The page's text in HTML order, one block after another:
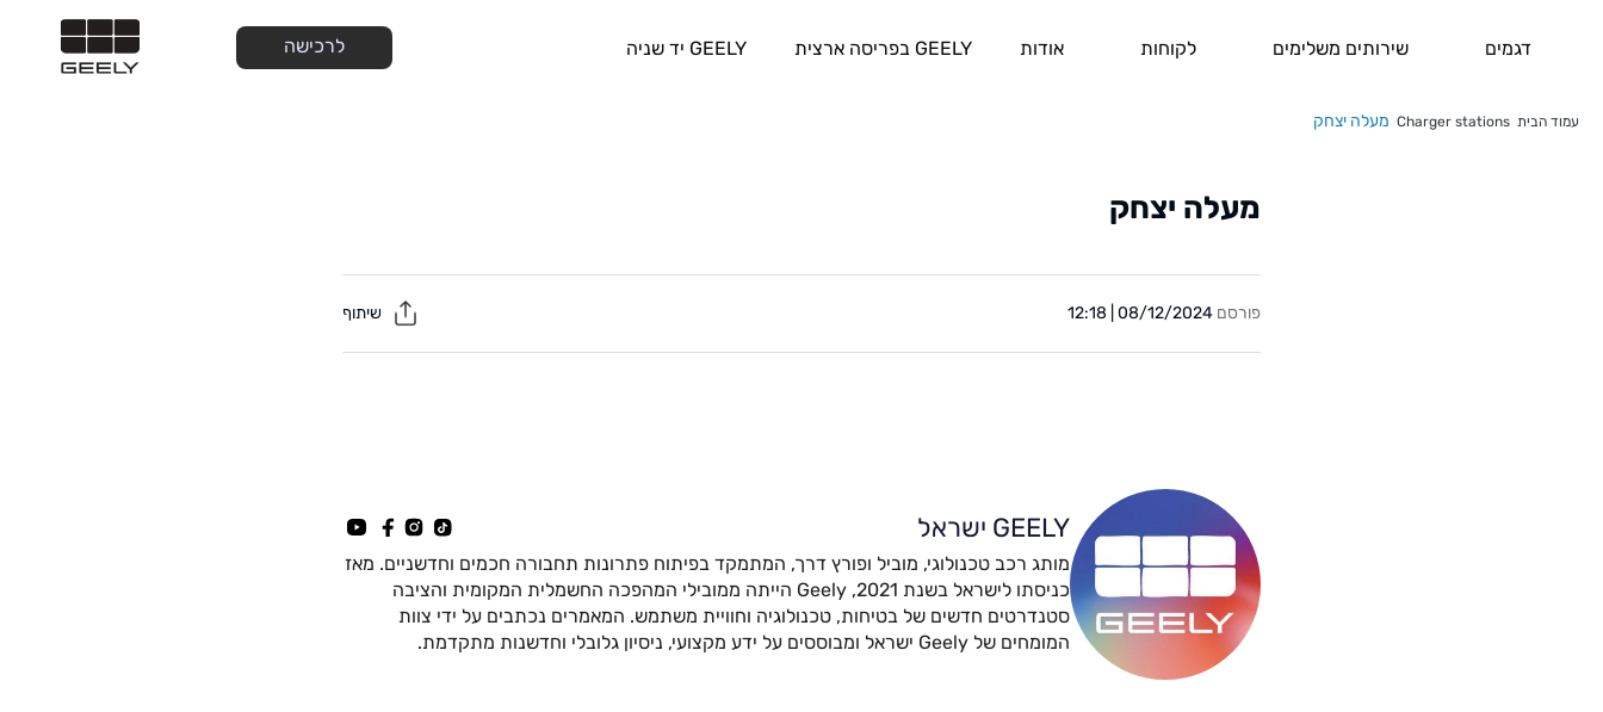
דגמים שירותים משלימים לקוחות אודות GEELY בפריסה ארצית GEELY יד שניה לרכישה
עמוד הבית Charger stations מעלה יצחק
מעלה יצחק
פורסם 08/12/2024 | 12:18
GEELY ישראל
מותג רכב טכנולוגי, מוביל ופורץ דרך, המתמקד בפיתוח פתרונות תחבורה חכמים וחדשניים. מאז
כניסתו לישראל בשנת 2021, Geely הייתה ממובילי המהפכה החשמלית המקומית והציבה
סטנדרטים חדשים של בטיחות, טכנולוגיה וחוויית משתמש. המאמרים נכתבים על ידי צוות
המומחים של Geely ישראל ומבוססים על ידע מקצועי, ניסיון גלובלי וחדשנות מתקדמת.